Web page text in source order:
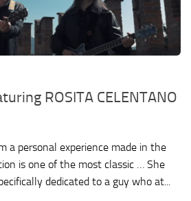
ROSITA CELENTANO
a personal experience made in the
is one of the most classic … She
dedicated to a guy who at...